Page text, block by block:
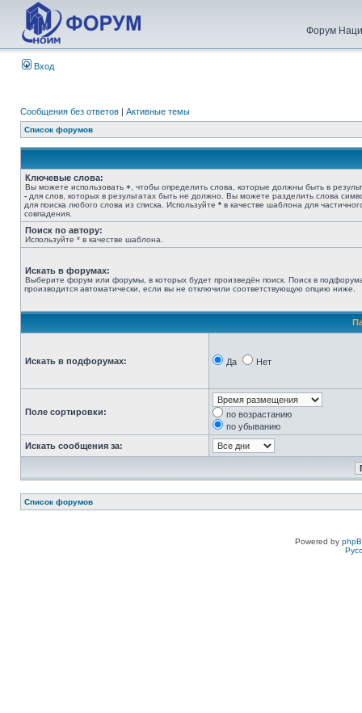
Форум
Вход
Сообщения без ответов | Активные темы
Список форумов
Ключевые слова:
Вы можете использовать + , чтобы определить слова, которые должны быть в
- для слов, которых в результатах быть не должно. Вы можете разделить слова
для поиска любого слова из списка. Используйте * в качестве шаблона для
совпадения.
Поиск по автору:
Используйте * в качестве шаблона.
Искать в форумах:
Выберите форум или форумы, в которых будет произведён поиск. Поиск в
производится автоматически, если вы не отключили соответствующую опцию ниже.
Искать в подфорумах: Да Нет
Поле сортировки:
по возрастанию
по убыванию
Искать сообщения за:
Список форумов
Powered by